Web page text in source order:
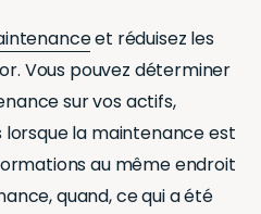
et réduisez les
Vous pouvez déterminer
sur vos actifs,
la maintenance est
au même endroit
quand, ce qui a été